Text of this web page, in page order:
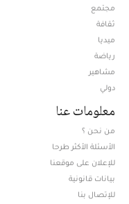
مجتمع
ثقافة
ميديا
رياضة
مشاهير
دولي
معلومات عنا
من نحن ؟
الأسئلة الأكثر طرحا
للإعلان على موقعنا
بيانات قانونية
للإتصال بنا